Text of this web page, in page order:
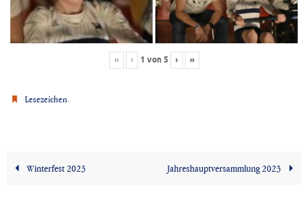
« ‹ 1 von5 › »
Lesezeichen.
Winterfest 2023 Jahreshauptversammlung 2023